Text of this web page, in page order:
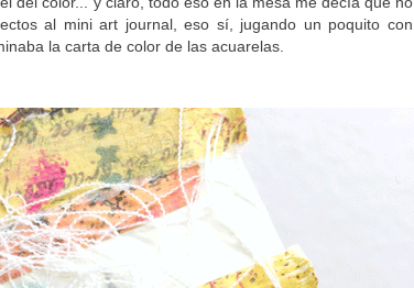
al mini art journal, eso sí, jugando un poquito con
la carta de color de las acuarelas.